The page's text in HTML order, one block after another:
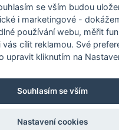
se vším budou
i marketingové -
používání webu, měřit
cílit reklamou. Své
upravit kliknutím na
Souhlasím se vším
Nastavení cookies